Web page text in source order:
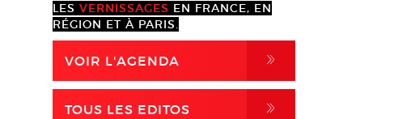
LES VERNISSAGES EN FRANCE, EN
RÉGION ET À PARIS.
VOIR L'AGENDA ,
TOUS LES EDITOS ,